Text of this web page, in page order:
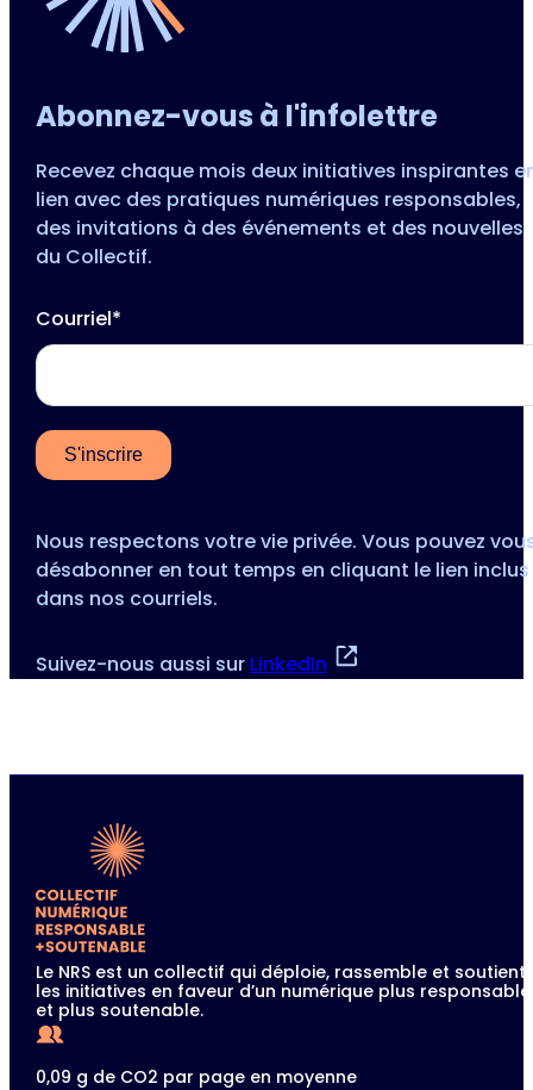
Abonnez-vous à l'infolettre
Recevez chaque mois deux initiatives inspirantes
lien avec des pratiques numériques responsables,
des invitations à des événements et des nouvelles
du Collectif.
Courriel*
Nous respectons votre vie privée. Vous pouvez
désabonner en tout temps en cliquant le lien inclus
dans nos courriels.
Suivez-nous aussi sur LinkedIn
Le NRS est un collectif qui déploie, rassemble et soutient
les initiatives en faveur d’un numérique plus responsable
et plus soutenable.
0,09 g de CO2 par page en moyenne